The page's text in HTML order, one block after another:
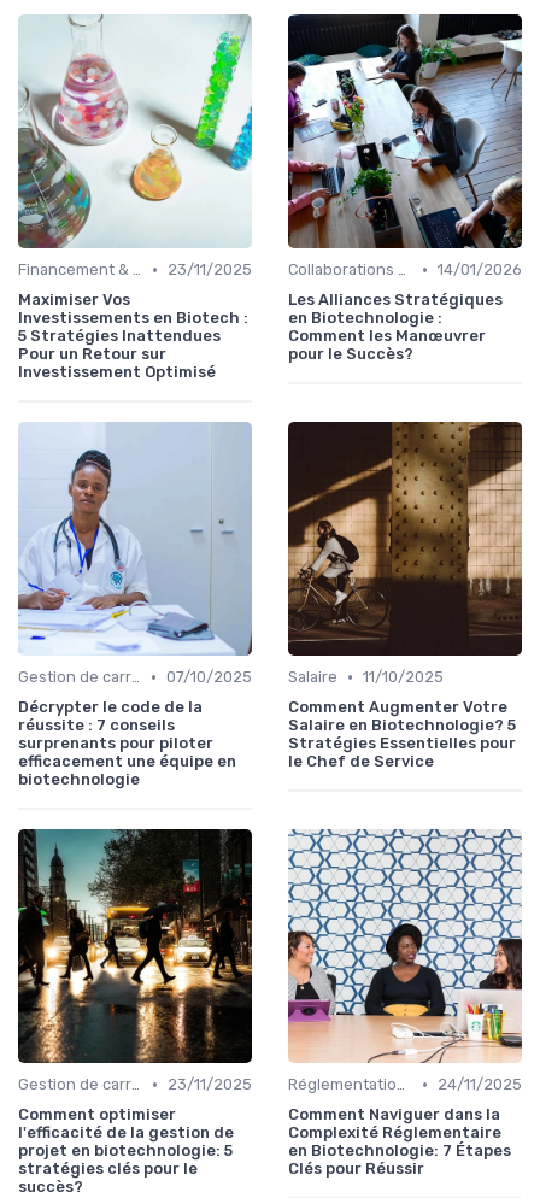
Financement & Investissements •
23/11/2025
Maximiser Vos
Investissements en Biotech :
5 Stratégies Inattendues
Pour un Retour sur
Investissement Optimisé
Collaborations & Partenariats • 14/01/2026
Les Alliances Stratégiques
en Biotechnologie :
Comment les Manœuvrer
pour le Succès?
Gestion de carrière • 07/10/2025
Décrypter le code de la
réussite : 7 conseils
surprenants pour piloter
efficacement une équipe en
biotechnologie
Salaire • 11/10/2025
Comment Augmenter Votre
Salaire en Biotechnologie? 5
Stratégies Essentielles pour
le Chef de Service
Gestion de carrière •
23/11/2025
Comment optimiser
l'efficacité de la gestion de
projet en biotechnologie: 5
stratégies clés pour le
succès?
Réglementations & Conformité •
24/11/2025
Comment Naviguer dans la
Complexité Réglementaire
en Biotechnologie: 7 Étapes
Clés pour Réussir